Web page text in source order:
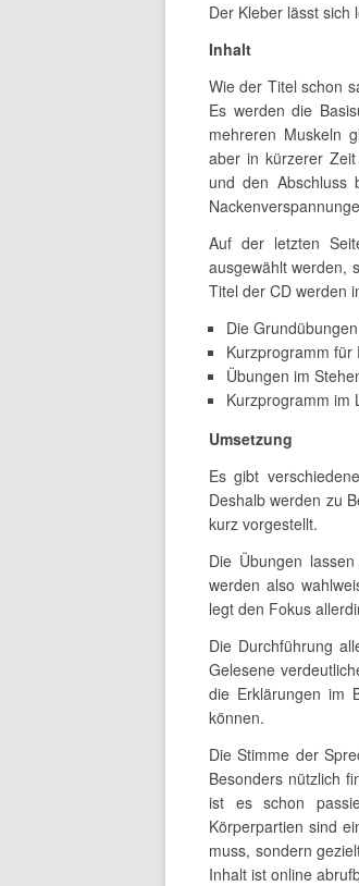
Der Kleber lässt sich
Inhalt
Wie der Titel schon
Es werden die
mehreren Muskeln
aber in kürzerer
und den Abschluss
Auf der letzten
ausgewählt werden,
Titel der CD werden
Die
Kurzprogramm
Übungen im
Kurzprogramm im
Umsetzung
Es gibt
Deshalb werden zu
kurz vorgestellt.
Die Übungen
werden also
legt den Fokus
Die Durchführung
Gelesene
die Erklärungen im
können.
Die Stimme der
Besonders nützlich
ist es schon
Körperpartien sind
muss, sondern
Inhalt ist online